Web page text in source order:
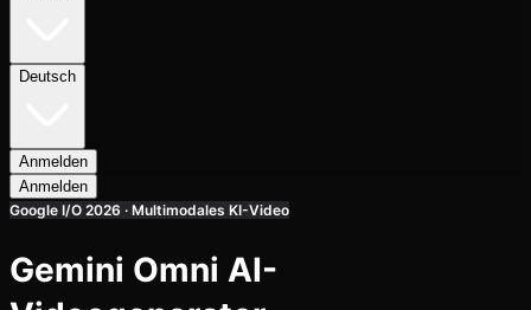
Deutsch
Anmelden
Anmelden
Google I/O 2026 · Multimodales KI-Video
Gemini Omni AI-